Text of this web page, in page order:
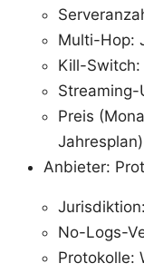
Multi-Hop:
Kill-Switch:
Preis
Jahresplan)
Anbieter:
No-Logs-
Protokolle: